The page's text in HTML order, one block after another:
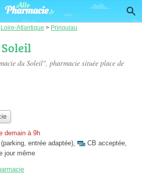
Loire-Atlantique > Prinquiau
du Soleil", pharmacie située place de
demain à 9h
(parking, entrée adaptée), CB acceptée,
jour même